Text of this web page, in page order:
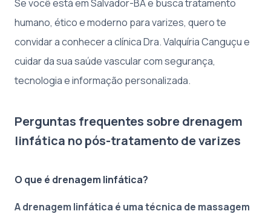
Se você está em Salvador-BA e busca tratamento
humano, ético e moderno para varizes, quero te
convidar a conhecer a clínica Dra. Valquíria Canguçu e
cuidar da sua saúde vascular com segurança,
tecnologia e informação personalizada.
Perguntas frequentes sobre drenagem
linfática no pós-tratamento de varizes
O que é drenagem linfática?
A drenagem linfática é uma técnica de massagem